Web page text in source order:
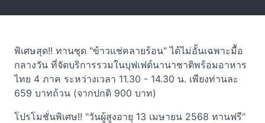
พิเศษสุด!! ทานชุด "ข้าวแช่คลายร้อน" ได้ไม่อั้นเฉพาะมื้อ
กลางวัน ที่จัดบริการรวมในบุฟเฟต์นานาชาติพร้อมอาหาร
ไทย 4 ภาค ระหว่างเวลา 11.30 - 14.30 น. เพียงท่านละ
659 บาทถ้วน (จากปกติ 900 บาท)
โปรโมชั่นพิเศษ!! "วันผู้สูงอายุ 13 เมษายน 2568 ทานฟรี"